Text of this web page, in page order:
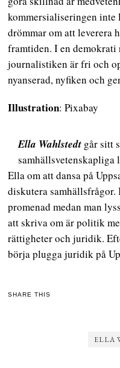
kommersialiseringen
drömmar om att
framtiden. I en demokrati
journalistiken är fri och
nyanserad, nyfiken och
Illustration: Pixabay
Ella Wahlstedt går sitt
Ella om att dansa på
diskutera samhällsfrågor.
promenad medan man
att skriva om är politik
rättigheter och juridik.
börja plugga juridik på
SHARE THIS
ELLA